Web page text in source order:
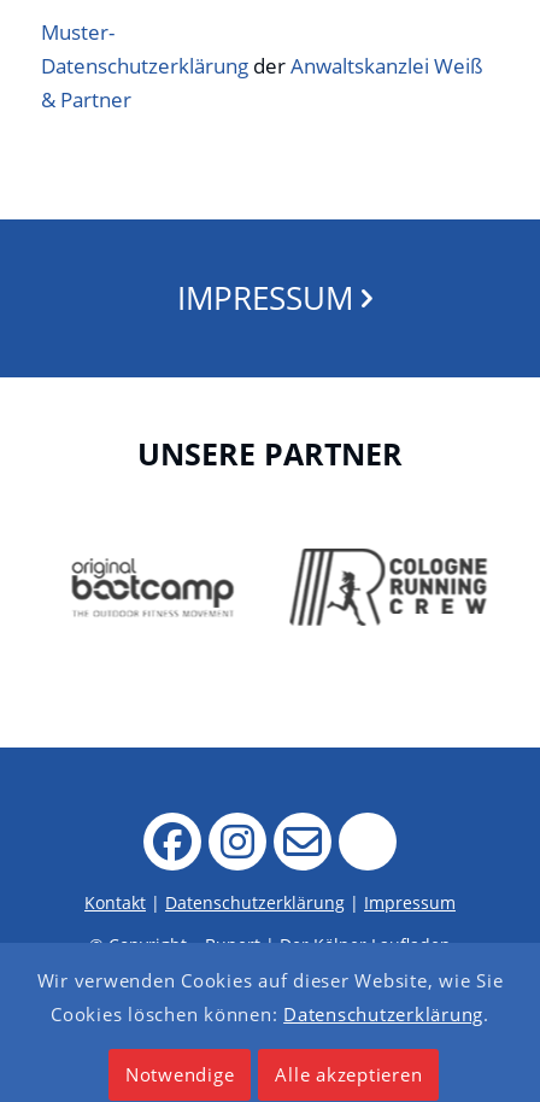
Muster-
DatenschutzerklärungderAnwaltskanzlei Weiß
& Partner
IMPRESSUM
UNSERE PARTNER
Kontakt| Datenschutzerklärung| Impressum
© Copyright – Bunert | Der Kölner Laufladen
Alle Preise in Euro und inkl. der gesetzlichen
ähnlich. Nur solange der Vorrat reicht.
Wir verwenden Cookies auf dieser Website, wie Sie
Cookies löschen können: Datenschutzerklärung.
Notwendige Alle akzeptieren